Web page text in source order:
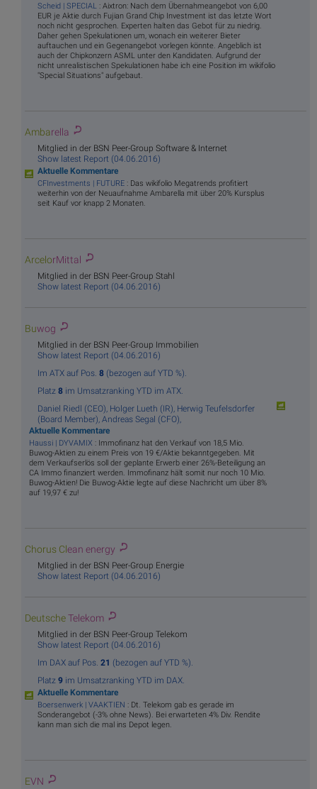
Scheid | SPECIAL : Aixtron: Nach dem Übernahmeangebot von 6,00
EUR je Aktie durch Fujian Grand Chip Investment ist das letzte Wort
noch nicht gesprochen. Experten halten das Gebot für zu niedrig.
Daher gehen Spekulationen um, wonach ein weiterer Bieter
auftauchen und ein Gegenangebot vorlegen könnte. Angeblich ist
auch der Chipkonzern ASML unter den Kandidaten. Aufgrund der
nicht unrealistischen Spekulationen habe ich eine Position im wikifolio
"Special Situations" aufgebaut.
Ambarella
Mitglied in der BSN Peer-Group Software & Internet
Show latest Report (04.06.2016)
Aktuelle Kommentare
CFInvestments | FUTURE : Das wikifolio Megatrends profitiert
weiterhin von der Neuaufnahme Ambarella mit über 20% Kursplus
seit Kauf vor knapp 2 Monaten.
ArcelorMittal
Mitglied in der BSN Peer-Group Stahl
Show latest Report (04.06.2016)
Buwog
Mitglied in der BSN Peer-Group Immobilien
Show latest Report (04.06.2016)
Im ATX auf Pos. 8 (bezogen auf YTD %).
Platz 8 im Umsatzranking YTD im ATX.
Daniel Riedl (CEO), Holger Lueth (IR), Herwig Teufelsdorfer
(Board Member), Andreas Segal (CFO),
Aktuelle Kommentare
Haussi | DYVAMIX : Immofinanz hat den Verkauf von 18,5 Mio.
Buwog-Aktien zu einem Preis von 19 €/Aktie bekanntgegeben. Mit
dem Verkaufserlös soll der geplante Erwerb einer 26%-Beteiligung an
CA Immo finanziert werden. Immofinanz hält somit nur noch 10 Mio.
Buwog-Aktien! Die Buwog-Aktie legte auf diese Nachricht um über 8%
auf 19,97 € zu!
Chorus Clean energy
Mitglied in der BSN Peer-Group Energie
Show latest Report (04.06.2016)
DeutscheTelekom
Mitglied in der BSN Peer-Group Telekom
Show latest Report (04.06.2016)
Im DAX auf Pos. 21 (bezogen auf YTD %).
Platz 9 im Umsatzranking YTD im DAX.
Aktuelle Kommentare
Boersenwerk | VAAKTIEN : Dt. Telekom gab es gerade im
Sonderangebot (-3% ohne News). Bei erwarteten 4% Div. Rendite
kann man sich die mal ins Depot legen.
EVN